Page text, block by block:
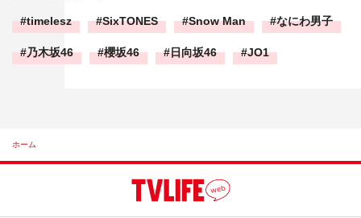
timelesz SixTONES Snow Man なにわ男子
乃木坂46 櫻坂46 日向坂46 JO1
ホーム